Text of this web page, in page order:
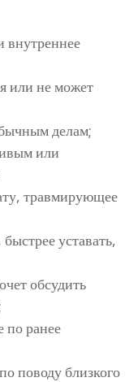
внутреннее
или не может
делам;
или
травмирующее
уставать,
обсудить
по ранее
поводу близкого